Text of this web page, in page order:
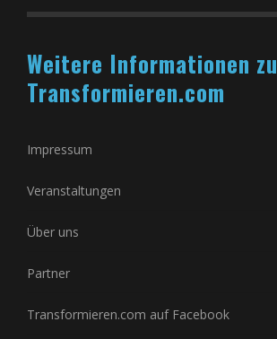
Weitere Informationen zu
Transformieren.com
Impressum
Veranstaltungen
Über uns
Partner
Transformieren.com auf Facebook